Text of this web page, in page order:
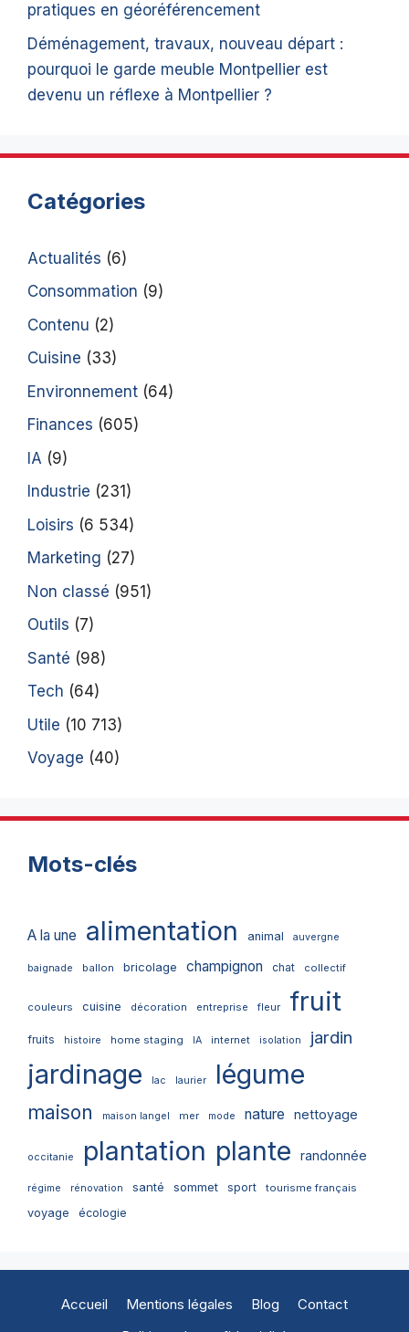
pratiques en géoréférencement
Déménagement, travaux, nouveau départ :
pourquoi le garde meuble Montpellier est
devenu un réflexe à Montpellier ?
Catégories
Actualités (6)
Consommation (9)
Contenu (2)
Cuisine (33)
Environnement (64)
Finances (605)
IA (9)
Industrie (231)
Loisirs (6 534)
Marketing (27)
Non classé (951)
Outils (7)
Santé (98)
Tech (64)
Utile (10 713)
Voyage (40)
Mots-clés
A la une alimentation animal auvergne
baignade ballon bricolage champignon chat collectif
couleurs cuisine décoration entreprise fleur fruit
fruits histoire home staging IA internet isolation jardin
jardinage lac laurier légume
maison maison langel mer mode nature nettoyage
occitanie plantation plante randonnée
régime rénovation santé sommet sport tourisme français
voyage écologie
Accueil Mentions légales Blog
Contact